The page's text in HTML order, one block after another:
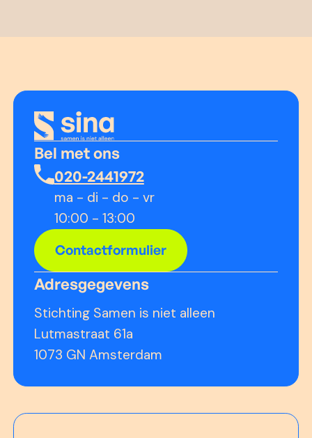
Bel met ons
020-2441972
ma - di - do - vr
10:00 - 13:00
Contactformulier
Adresgegevens
Stichting Samen is niet alleen
Lutmastraat 61a
1073 GN Amsterdam